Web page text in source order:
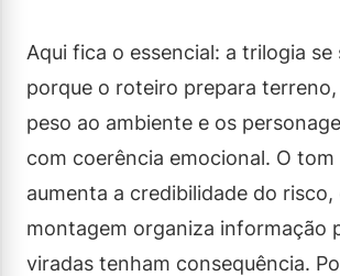
Aqui fica o essencial: a trilogia se
porque o roteiro prepara
peso ao ambiente e os
com coerência emocional. O tom
aumenta a credibilidade do risco,
montagem organiza informação
viradas tenham consequência.